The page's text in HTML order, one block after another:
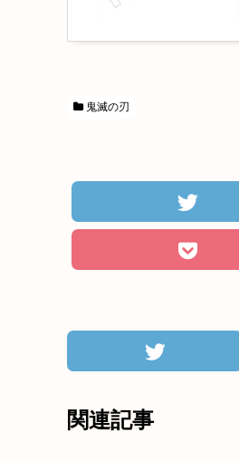
鬼滅の刃
関連記事